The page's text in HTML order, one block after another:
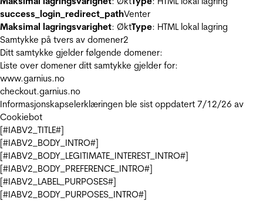
success_login_redirect_pathVenter
Maksimal lagringsvarighet: ØktType: HTML lokal lagring
Samtykke på tvers av domener2
Ditt samtykke gjelder følgende domener:
Liste over domener ditt samtykke gjelder for:
www.garnius.no
checkout.garnius.no
Informasjonskapselerklæringen ble sist oppdatert 7/12/26 av
Cookiebot
[#IABV2_TITLE#]
[#IABV2_BODY_INTRO#]
[#IABV2_BODY_LEGITIMATE_INTEREST_INTRO#]
[#IABV2_BODY_PREFERENCE_INTRO#]
[#IABV2_LABEL_PURPOSES#]
[#IABV2_BODY_PURPOSES_INTRO#]